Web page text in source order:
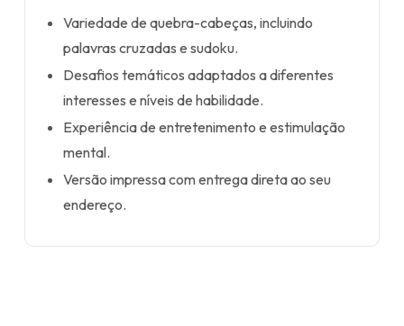
Variedade de quebra-cabeças, incluindo
palavras cruzadas e sudoku.
Desafios temáticos adaptados a diferentes
interesses e níveis de habilidade.
Experiência de entretenimento e estimulação
mental.
Versão impressa com entrega direta ao seu
endereço.